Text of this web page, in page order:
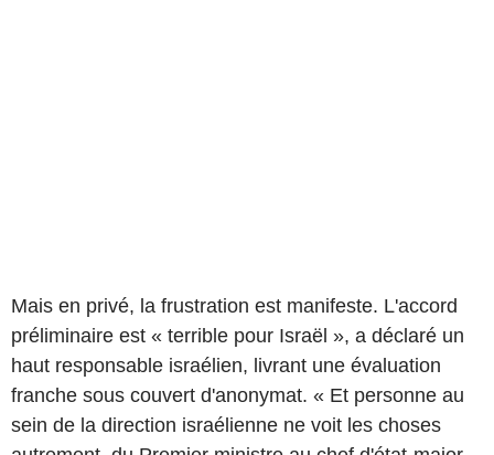
Mais en privé, la frustration est manifeste. L'accord
préliminaire est « terrible pour Israël », a déclaré un
haut responsable israélien, livrant une évaluation
franche sous couvert d'anonymat. « Et personne au
sein de la direction israélienne ne voit les choses